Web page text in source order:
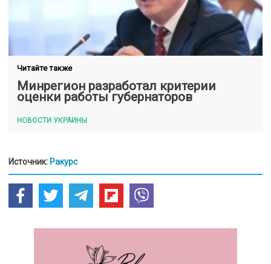
Читайте также
Минрегион разработал критерии
оценки работы губернаторов
НОВОСТИ УКРАИНЫ
Источник: Ракурс